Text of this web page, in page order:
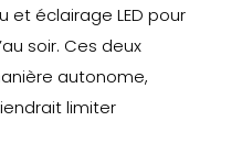
et éclairage LED pour
soir. Ces deux
autonome,
limiter